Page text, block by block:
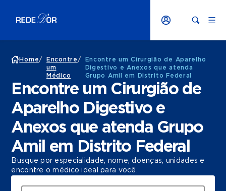
Home/
Encontre
um
Médico
/
Encontre um Cirurgião de Aparelho
Digestivo e Anexos que atenda
Grupo Amil em Distrito Federal
Encontre um Cirurgião de
Aparelho Digestivo e
Anexos que atenda Grupo
Amil em Distrito Federal
Busque por especialidade, nome, doenças, unidades e
encontre o médico ideal para você.